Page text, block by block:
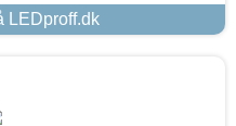
LEDproff.dk